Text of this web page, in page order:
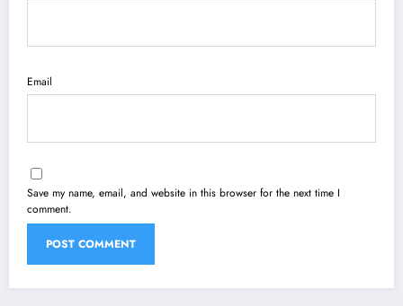
Email
Save my name, email, and website in this browser for the next time I
comment.